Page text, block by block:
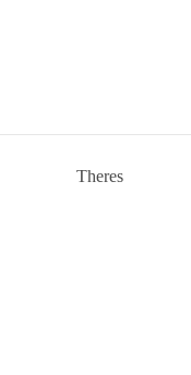
Theres